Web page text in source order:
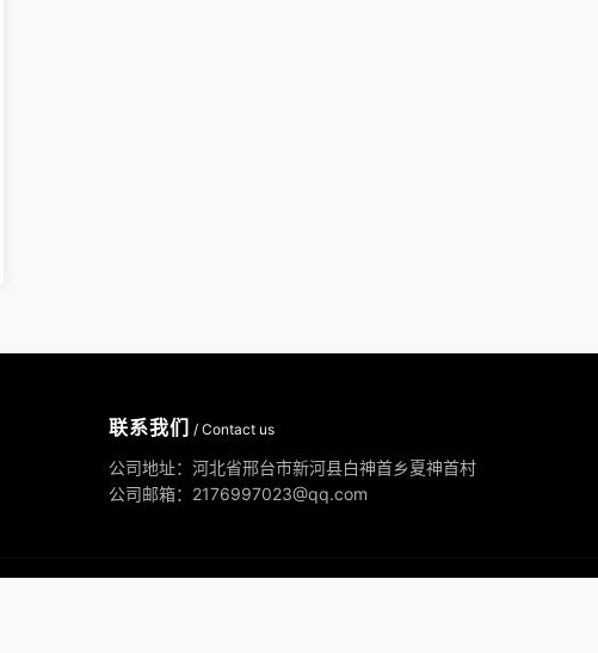
联系我们 / Contact us
公司地址：河北省邢台市新河县白神首乡夏神首村
公司邮箱：2176997023@qq.com